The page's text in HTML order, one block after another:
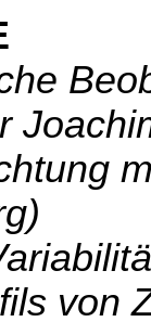
von